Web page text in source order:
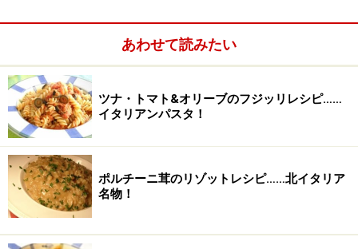
からイタリアでは店頭でパネトーネが見られるようにな
りますが、その賞味期限は、「来年の6月」という。こ
れだけ賞味期限が長いので、ウインターシーズンを通じ
ていただくことができるのです。
また、この時期のホームパーティー等で、パネトーネを
片手に下げて訪れる方々も多く、気がつけば家のエント
ランスはパネトーネだらけだったりすることもありま
す。
また、パネトーネは甘口の発砲ワイン、アスティ（Asti)
やモスカートダスティ（Moscato d'asti)と一緒に頂くと
あわせて読みたい
ツナ・トマト&オリーブのフジッリレシピ……
イタリアンパスタ！
ポルチーニ茸のリゾットレシピ……北イタリア
名物！